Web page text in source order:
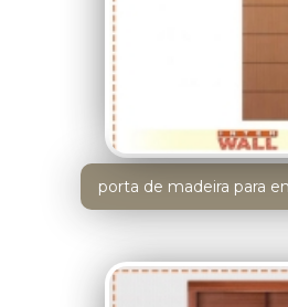
porta de madeira para